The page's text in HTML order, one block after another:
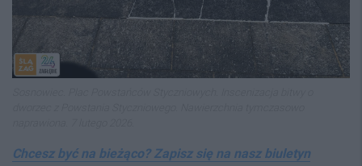
Chcesz być na bieżąco? Zapisz się na nasz biuletyn